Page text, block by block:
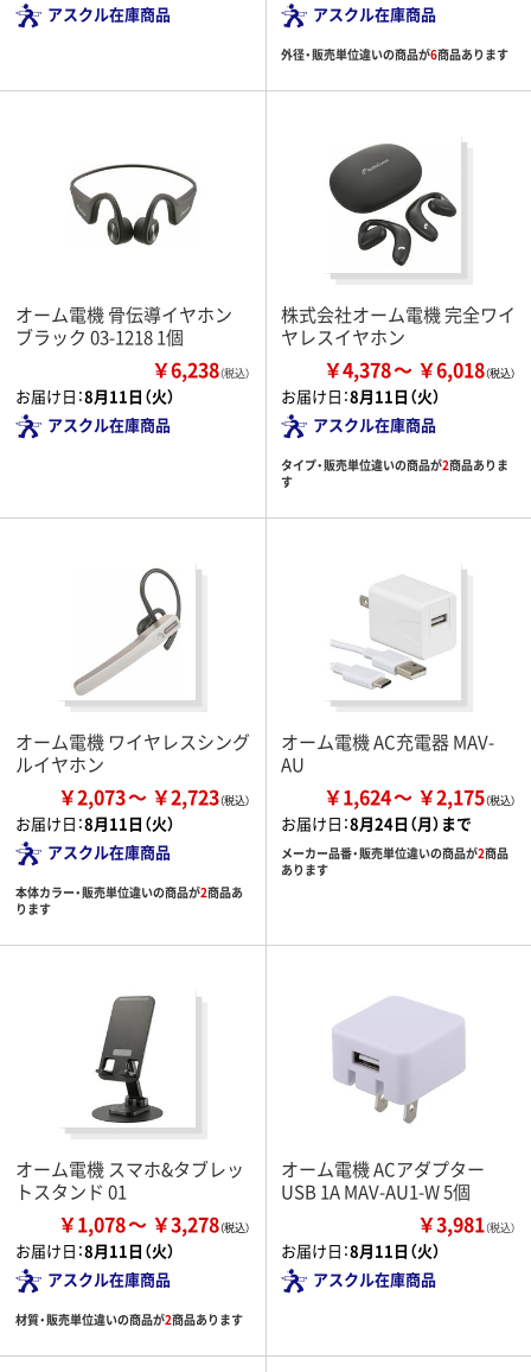
アスクル在庫商品
アスクル在庫商品
外径・販売単位違いの商品が6商品あります
オーム電機 骨伝導イヤホン
ブラック 03-1218 1個
￥6,238（税込）
お届け日：8月11日（火）
アスクル在庫商品
株式会社オーム電機 完全ワイ
ヤレスイヤホン
￥4,378 ￥6,018
お届け日：8月11日（火）
アスクル在庫商品
タイプ・販売単位違いの商品が2商品ありま
す
オーム電機 ワイヤレスシング
ルイヤホン
￥2,073 ￥2,723
お届け日：8月11日（火）
アスクル在庫商品
本体カラー・販売単位違いの商品が2商品あ
ります
オーム電機 AC充電器 MAV-
AU
￥1,624 ￥2,175
お届け日：8月24日（月）まで
メーカー品番・販売単位違いの商品が2商品
あります
オーム電機 スマホ&タブレッ
トスタンド 01
￥1,078 ￥3,278
お届け日：8月11日（火）
アスクル在庫商品
材質・販売単位違いの商品が2商品あります
オーム電機 ACアダプター
USB 1A MAV-AU1-W 5個
￥3,981（税込）
お届け日：8月11日（火）
アスクル在庫商品